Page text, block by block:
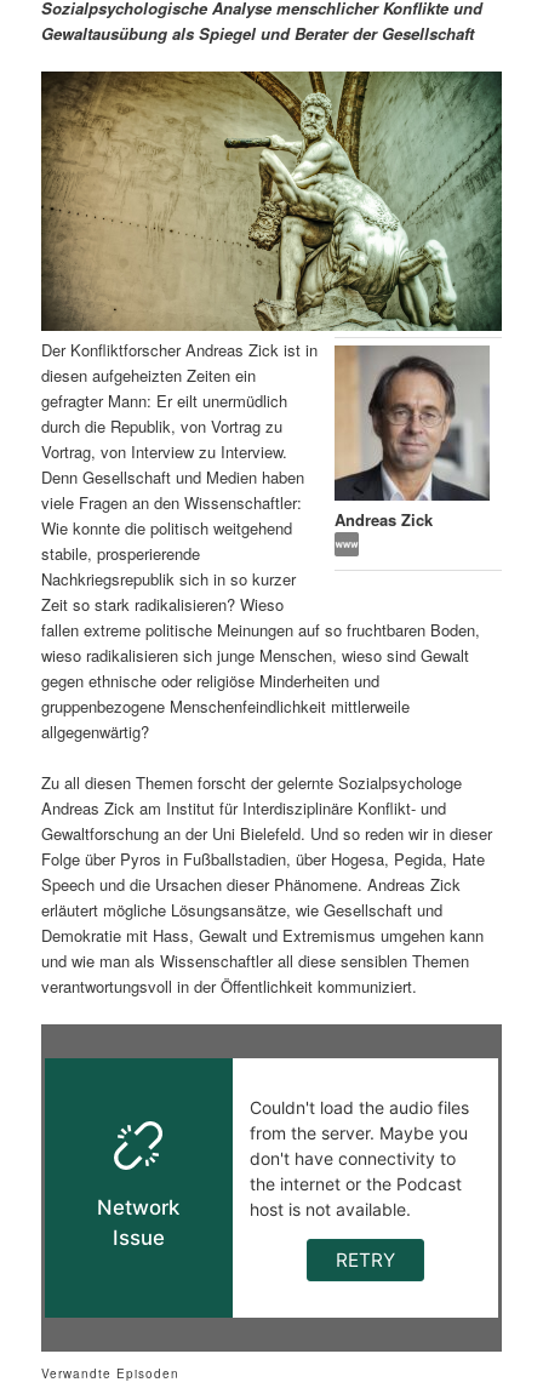
r
e
n
I
n
l
t
s
p
r
i
n
g
e
n
d
ä
r
e
n
h
a
l
t
s
p
r
i
n
g
e
n
a
a
t
i
o
n
Sozialpsychologische Analyse menschlicher Konflikte und
Gewaltausübung als Spiegel und Berater der Gesellschaft
Andreas Zick
Der Konfliktforscher Andreas Zick ist in
diesen aufgeheizten Zeiten ein
gefragter Mann: Er eilt unermüdlich
durch die Republik, von Vortrag zu
Vortrag, von Interview zu Interview.
Denn Gesellschaft und Medien haben
viele Fragen an den Wissenschaftler:
Wie konnte die politisch weitgehend
stabile, prosperierende
Nachkriegsrepublik sich in so kurzer
Zeit so stark radikalisieren? Wieso
fallen extreme politische Meinungen auf so fruchtbaren Boden,
wieso radikalisieren sich junge Menschen, wieso sind Gewalt
gegen ethnische oder religiöse Minderheiten und
gruppenbezogene Menschenfeindlichkeit mittlerweile
allgegenwärtig?
Zu all diesen Themen forscht der gelernte Sozialpsychologe
Andreas Zick am Institut für Interdisziplinäre Konflikt- und
Gewaltforschung an der Uni Bielefeld. Und so reden wir in dieser
Folge über Pyros in Fußballstadien, über Hogesa, Pegida, Hate
Speech und die Ursachen dieser Phänomene. Andreas Zick
erläutert mögliche Lösungsansätze, wie Gesellschaft und
Demokratie mit Hass, Gewalt und Extremismus umgehen kann
und wie man als Wissenschaftler all diese sensiblen Themen
verantwortungsvoll in der Öffentlichkeit kommuniziert.
Verwandte Episoden